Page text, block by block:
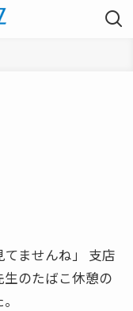
てませんね」 支店
のたばこ休憩の